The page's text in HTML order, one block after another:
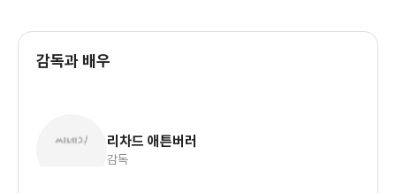
감독과 배우
리차드 애튼버러
감독